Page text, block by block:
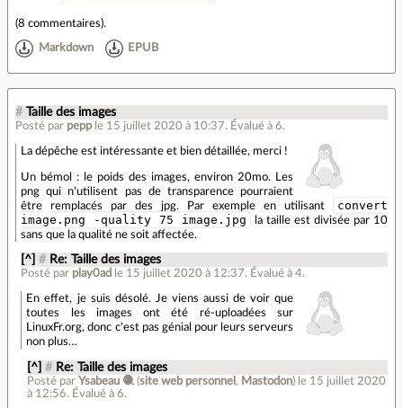
(8 commentaires).
Markdown EPUB
# Taille des images
Posté par pepp le 15 juillet 2020 à 10:37. Évalué à 6.
La dépêche est intéressante et bien détaillée, merci !
Un bémol : le poids des images, environ 20mo. Les
png qui n'utilisent pas de transparence pourraient
être remplacés par des jpg. Par exemple en utilisant
convert
image.png -quality 75 image.jpg
la taille est divisée par 10
sans que la qualité ne soit affectée.
[^] # Re: Taille des images
Posté par play0ad le 15 juillet 2020 à 12:37. Évalué à4.
En effet, je suis désolé. Je viens aussi de voir que
toutes les images ont été ré-uploadées sur
LinuxFr.org, donc c'est pas génial pour leurs serveurs
non plus…
[^] # Re: Taille des images
Posté par Ysabeau 🧶(site web personnel , Mastodon) le 15 juillet 2020
à 12:56. Évalué à 6.